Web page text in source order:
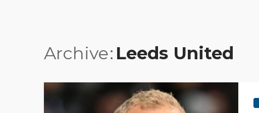
Archive Leeds United